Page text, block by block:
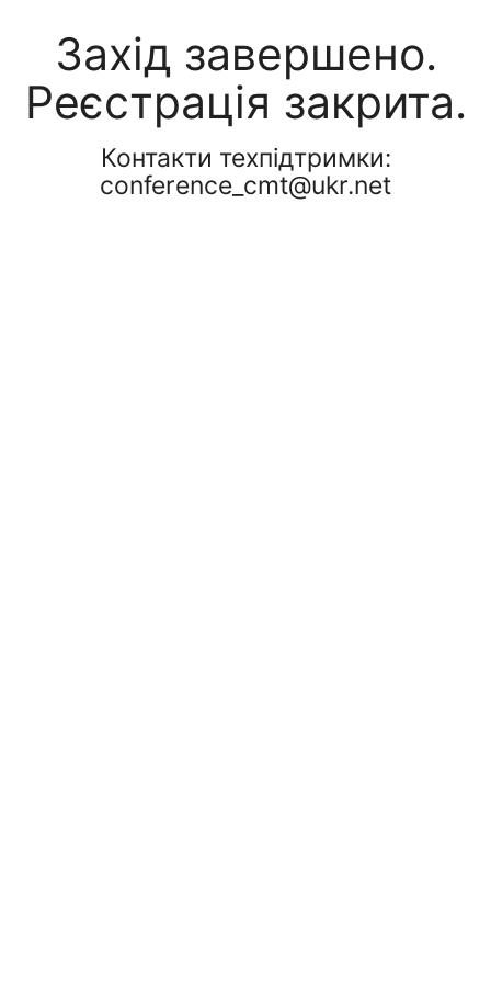
Захід завершено.
Реєстрація закрита.
Контакти техпідтримки:
conference_cmt@ukr.net